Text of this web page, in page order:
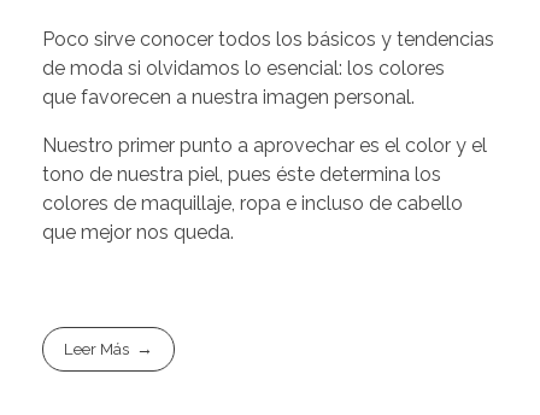
Poco sirve conocer todos los básicos y tendencias
de moda si olvidamos lo esencial: los colores
que favorecen a nuestra imagen personal.
Nuestro primer punto a aprovechar es el color y el
tono de nuestra piel, pues éste determina los
colores de maquillaje, ropa e incluso de cabello
que mejor nos queda.
Leer Más